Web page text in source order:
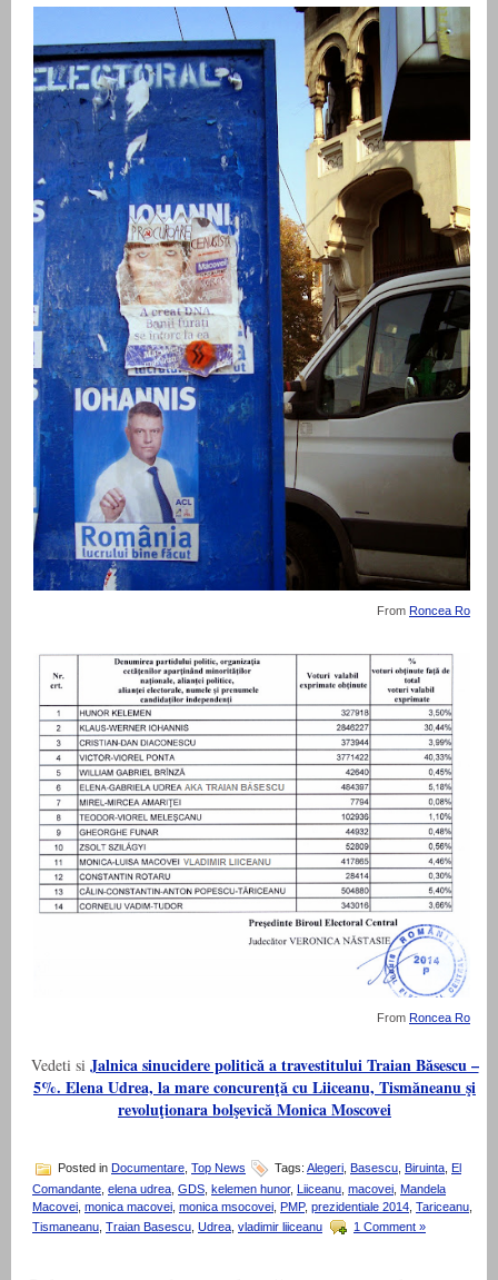
From Roncea Ro
From Roncea Ro
Vedeti si Jalnica sinucidere politică a travestitului Traian Băsescu –
5%. Elena Udrea, la mare concurenţă cu Liiceanu, Tismăneanu şi
revoluţionara bolşevică Monica Moscovei
Posted in Documentare Top News Tags: Alegeri Basescu Biruinta El
Comandante elena udrea GDS kelemen hunor, Liiceanu macovei Mandela
Macovei monica macovei monica msocovei PMP, prezidentiale 2014 Tariceanu
Tismaneanu Traian Basescu Udrea vladimir liiceanu 1 Comment »